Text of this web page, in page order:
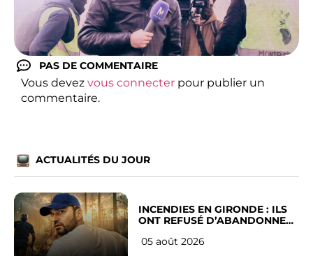
PAS DE COMMENTAIRE
Vous devez vous connecter pour publier un
commentaire.
ACTUALITÉS DU JOUR
INCENDIES EN GIRONDE : ILS
ONT REFUSÉ D’ABANDONNER
05 août 2026